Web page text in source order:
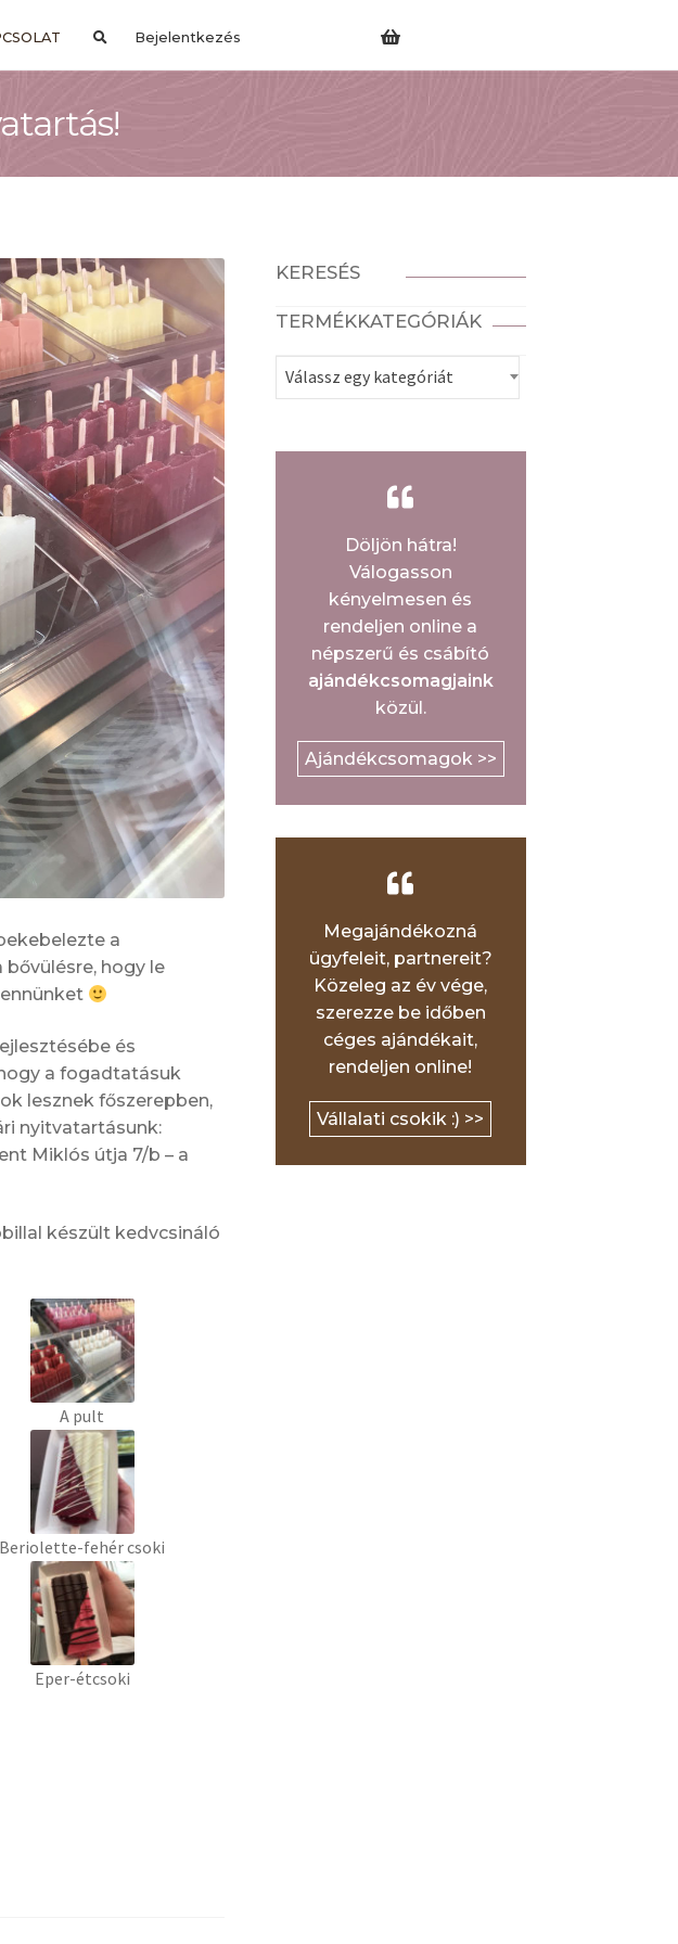
Bejelentkezés
a
hogy le
és
a fogadtatásuk
lesznek főszerepben,
nyitvatartásunk:
Miklós útja 7/b – a
készült kedvcsináló
A pult
Beriolette-fehér csoki
Eper-étcsoki
KERESÉS
TERMÉKKATEGÓRIÁK
Válassz egy kategóriát
Döljön hátra!
Válogasson
kényelmesen és
rendeljen online a
népszerű és csábító
ajándékcsomagjaink
közül.
Ajándékcsomagok >>
Megajándékozná
ügyfeleit, partnereit?
Közeleg az év vége,
szerezze be időben
céges ajándékait,
rendeljen online!
Vállalati csokik :) >>